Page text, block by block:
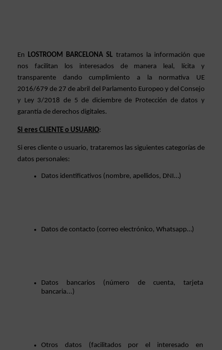
En LOSTROOM BARCELONA SL tratamos la información que
nos facilitan los interesados de manera leal, lícita y
transparente dando cumplimiento a la normativa UE
2016/679 de 27 de abril del Parlamento Europeo y del Consejo
y Ley 3/2018 de 5 de diciembre de Protección de datos y
garantía de derechos digitales.
Si eres CLIENTE o USUARIO:
Si eres cliente o usuario, trataremos las siguientes categorías de
datos personales:
Datos identificativos (nombre, apellidos, DNI…)
Datos de contacto (correo electrónico, Whatsapp…)
Datos bancarios (número de cuenta, tarjeta
bancaria...)
Otros datos (facilitados por el interesado en